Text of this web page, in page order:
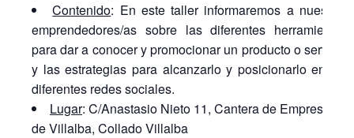
Contenido: En este taller informaremos a nuestros
emprendedores/as sobre las diferentes herramientas
para dar a conocer y promocionar un producto o servicio
y las estrategias para alcanzarlo y posicionarlo en las
diferentes redes sociales.
Lugar: C/Anastasio Nieto 11, Cantera de Empresas
de Villalba, Collado Villalba